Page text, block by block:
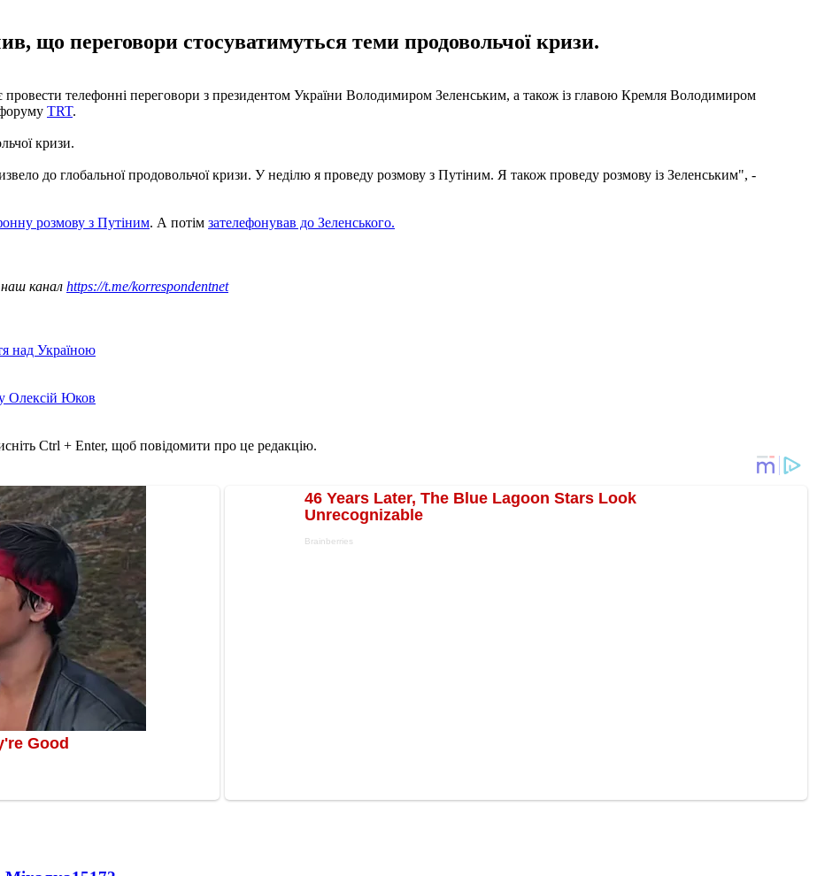
що переговори стосуватимуться теми продовольчої кризи.
телефонні переговори з президентом України Володимиром Зеленським, а також із главою Кремля Володимиром
TRT.
кризи.
до глобальної продовольчої кризи. У неділю я проведу розмову з Путіним. Я також проведу розмову із Зеленським", -
розмову з Путіним. А потім зателефонував до Зеленського.
канал https://t.me/korrespondentnet
над Україною
Олексій Юков
Ctrl + Enter, щоб повідомити про це редакцію.